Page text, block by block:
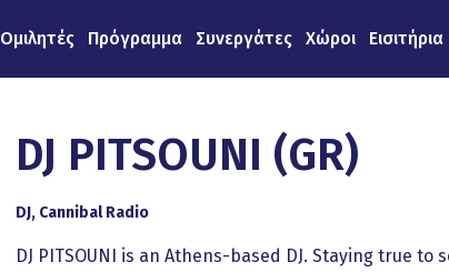
Ομιλητές Πρόγραμμα Συνεργάτες Χώροι Εισιτήρια
DJ PITSOUNI (GR)
DJ, Cannibal Radio
DJ PITSOUNI is an Athens-based DJ. Staying true